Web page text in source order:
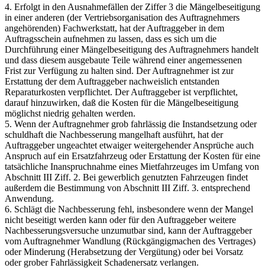
4. Erfolgt in den Ausnahmefällen der Ziffer 3 die Mängelbeseitigung
in einer anderen (der Vertriebsorganisation des Auftragnehmers
angehörenden) Fachwerkstatt, hat der Auftraggeber in dem
Auftragsschein aufnehmen zu lassen, dass es sich um die
Durchführung einer Mängelbeseitigung des Auftragnehmers handelt
und dass diesem ausgebaute Teile während einer angemessenen
Frist zur Verfügung zu halten sind. Der Auftragnehmer ist zur
Erstattung der dem Auftraggeber nachweislich entstanden
Reparaturkosten verpflichtet. Der Auftraggeber ist verpflichtet,
darauf hinzuwirken, daß die Kosten für die Mängelbeseitigung
möglichst niedrig gehalten werden.
5. Wenn der Auftragnehmer grob fahrlässig die Instandsetzung oder
schuldhaft die Nachbesserung mangelhaft ausführt, hat der
Auftraggeber ungeachtet etwaiger weitergehender Ansprüche auch
Anspruch auf ein Ersatzfahrzeug oder Erstattung der Kosten für eine
tatsächliche Inanspruchnahme eines Mietfahrzeuges im Umfang von
Abschnitt III Ziff. 2. Bei gewerblich genutzten Fahrzeugen findet
außerdem die Bestimmung von Abschnitt III Ziff. 3. entsprechend
Anwendung.
6. Schlägt die Nachbesserung fehl, insbesondere wenn der Mangel
nicht beseitigt werden kann oder für den Auftraggeber weitere
Nachbesserungsversuche unzumutbar sind, kann der Auftraggeber
vom Auftragnehmer Wandlung (Rückgängigmachen des Vertrages)
oder Minderung (Herabsetzung der Vergütung) oder bei Vorsatz
oder grober Fahrlässigkeit Schadenersatz verlangen.